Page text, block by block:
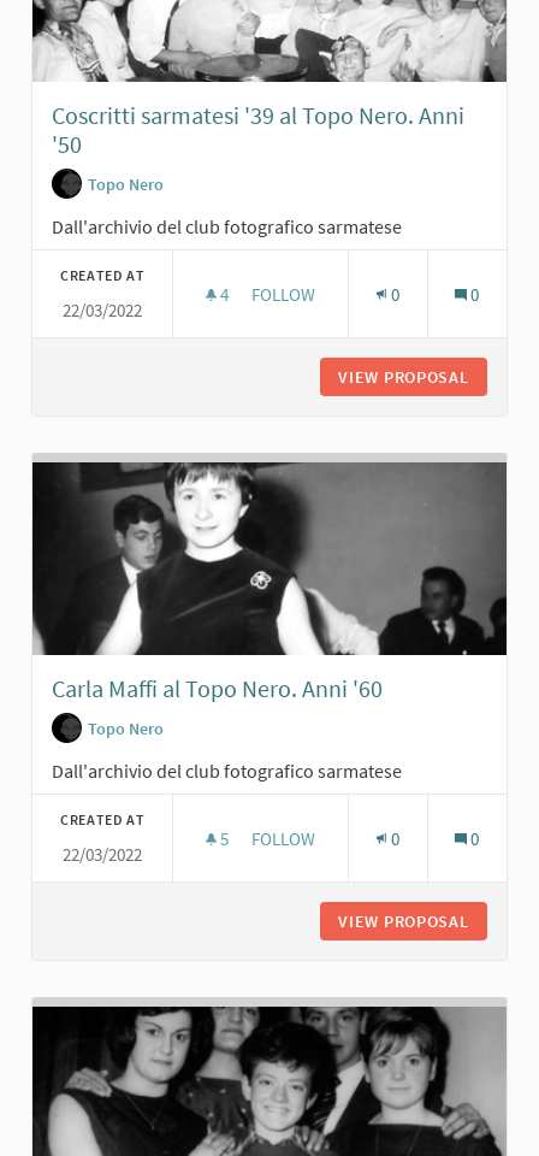
Coscritti sarmatesi '39 al Topo Nero. Anni
'50
Topo Nero
Dall'archivio del club fotografico sarmatese
CREATED AT
22/03/2022
4 4 FOLLOWERS
FOLLOW 0 0
VIEW PROPOSAL
Carla Maffi al Topo Nero. Anni '60
Topo Nero
Dall'archivio del club fotografico sarmatese
CREATED AT
22/03/2022
5 5 FOLLOWERS
FOLLOW 0 0
VIEW PROPOSAL